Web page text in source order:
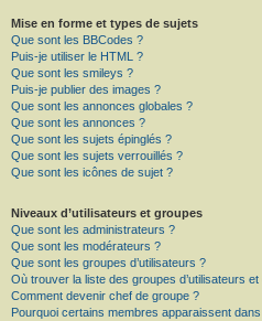
Mise en forme et types de sujets
Que sont les BBCodes ?
Puis-je utiliser le HTML ?
Que sont les smileys ?
Puis-je publier des images ?
Que sont les annonces globales ?
Que sont les annonces ?
Que sont les sujets épinglés ?
Que sont les sujets verrouillés ?
Que sont les icônes de sujet ?
Niveaux d’utilisateurs et groupes
Que sont les administrateurs ?
Que sont les modérateurs ?
Que sont les groupes d’utilisateurs ?
Où trouver la liste des groupes d’utilisateurs
Comment devenir chef de groupe ?
Pourquoi certains membres apparaissent